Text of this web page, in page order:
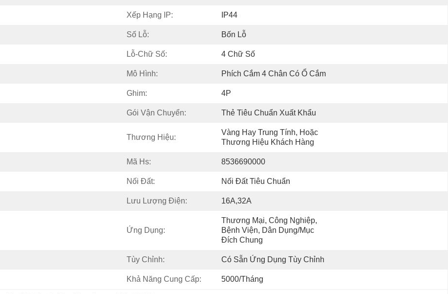
Xếp Hạng IP: IP44
Số Lỗ: Bốn Lỗ
Lỗ-Chữ Số: 4 Chữ Số
Mô Hình: Phích Cắm 4 Chân Có Ổ Cắm
Ghim: 4P
Gói Vận Chuyển: Thẻ Tiêu Chuẩn Xuất Khẩu
Thương Hiệu:
Vàng Hay Trung Tính, Hoặc
Thương Hiệu Khách Hàng
Mã Hs: 8536690000
Nối Đất: Nối Đất Tiêu Chuẩn
Lưu Lượng Điện: 16A,32A
Ứng Dụng:
Thương Mại, Công Nghiệp,
Bệnh Viện, Dân Dụng/Mục
Đích Chung
Tùy Chỉnh: Có Sẵn Ứng Dụng Tùy Chỉnh
Khả Năng Cung Cấp: 5000/tháng